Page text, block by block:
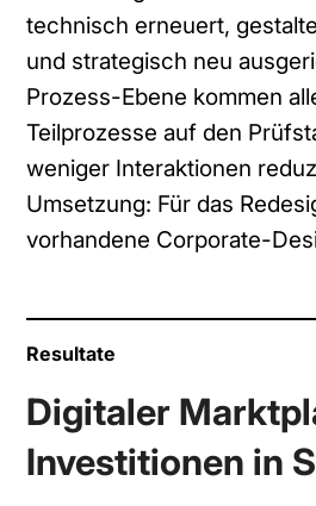
technisch erneuert,
und strategisch neu
Prozess-Ebene kommen
Teilprozesse auf den
weniger Interaktionen
Umsetzung: Für das
vorhandene Corporate-
Resultate
Digitaler
Investitionen in